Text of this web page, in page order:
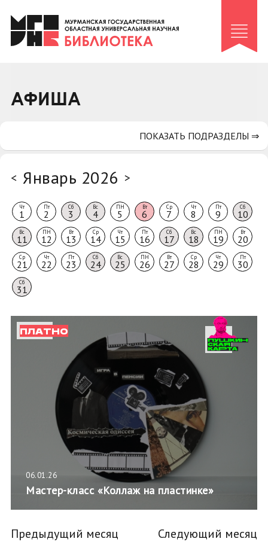
Клуб «Гиря и сельдерей»
Клуб «Семейный архив»
Коллегам
АФИША
< Январь 2026 >
Чт
1
Пт
2
Сб
3
Вс
4
ПН
5
Вт
6
Ср
7
Чт
8
Пт
9
Сб
10
Вс
11
ПН
12
Вт
13
Ср
14
Чт
15
Пт
16
Сб
17
Вс
18
ПН
19
Вт
20
Ср
21
Чт
22
Пт
23
Сб
24
Вс
25
ПН
26
Вт
27
Ср
28
Чт
29
Пт
30
Сб
31
ПЛАТНО
06.01.26
Мастер-класс «Коллаж на пластинке»
Предыдущий месяц Следующий месяц
ПОКАЗАТЬ ПОДРАЗДЕЛЫ ⇒